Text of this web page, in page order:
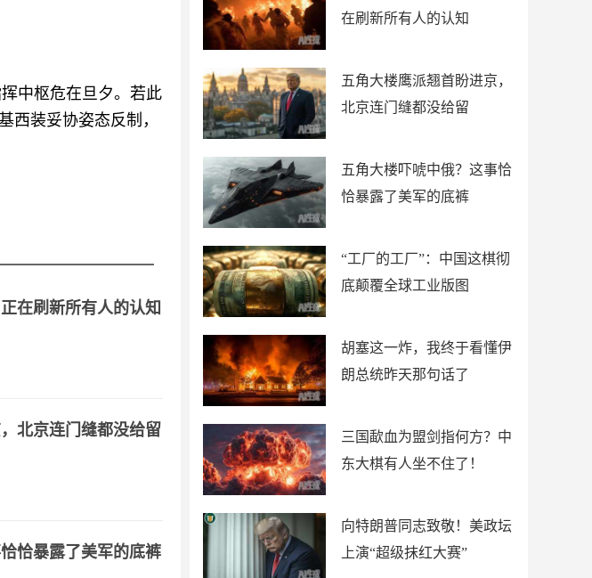
中枢危在旦夕。若此
装妥协姿态反制，
在刷新所有人的认知
五角大楼鹰派翘首盼进京，
北京连门缝都没给留
五角大楼吓唬中俄？这事恰
恰暴露了美军的底裤
“工厂的工厂”：中国这棋彻
底颠覆全球工业版图
胡塞这一炸，我终于看懂伊
朗总统昨天那句话了
三国歃血为盟剑指何方？中
东大棋有人坐不住了！
向特朗普同志致敬！美政坛
上演“超级抹红大赛”
在刷新所有人的认知
北京连门缝都没给留
恰暴露了美军的底裤